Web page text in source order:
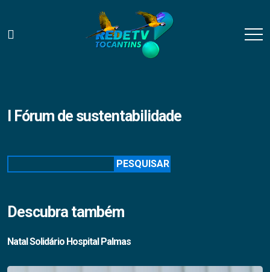
I Fórum de sustentabilidade
PESQUISAR
Descubra também
Natal Solidário Hospital Palmas